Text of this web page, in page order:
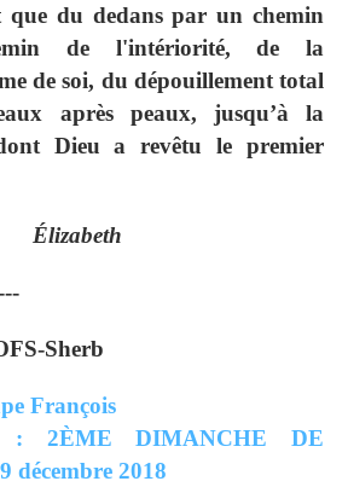
que du dedans par un chemin
de l'intériorité, de la
de soi, du dépouillement total
après peaux, jusqu’à la
Dieu a revêtu le premier
Élizabeth
Sherb
François
: 2ÈME DIMANCHE DE
décembre 2018